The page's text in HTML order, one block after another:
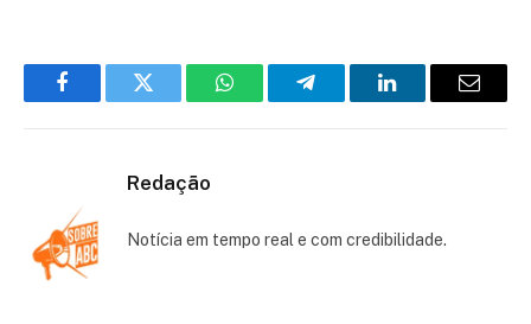
FacebookTwitter WhatsAppTelegramLinkedInEmail
Redação
Notícia em tempo real e com credibilidade.